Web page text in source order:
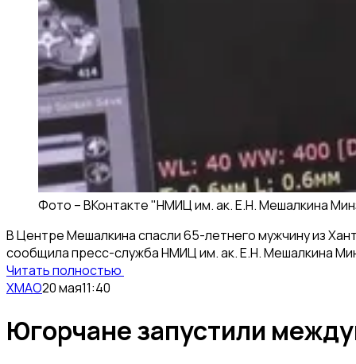
Фото –ВКонтакте "НМИЦ им. ак. Е.Н. Мешалкина
В Центре Мешалкина спасли 65-летнего мужчину из
сообщила пресс-служба НМИЦ им. ак. Е.Н. Мешалкина
Читать полностью
ХМАО20 мая11:40
Югорчане запустили